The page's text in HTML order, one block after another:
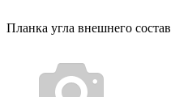
Планка угла внешнего